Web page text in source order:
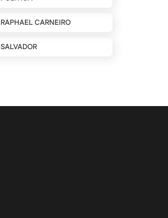
RAPHAEL CARNEIRO
SALVADOR